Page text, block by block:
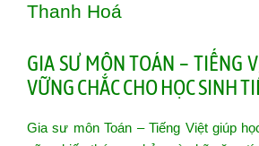
Thanh Hoá
GIA SƯ MÔN TOÁN – TIẾNG
VỮNG CHẮC CHO HỌC SINH
Gia sư môn Toán – Tiếng Việt giúp